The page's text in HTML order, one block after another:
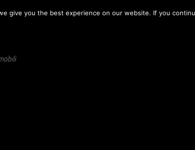
SET FOTOGRAFICI NEWS FACEBOOK
give you the best experience on our website. If you